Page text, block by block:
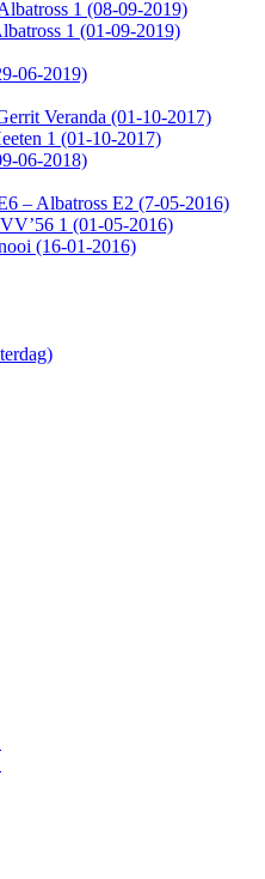
1 (08-09-2019)
1 (01-09-2019)
06-2019)
Veranda (01-10-2017)
1 (01-10-2017)
06-2018)
– Albatross E2 (7-05-2016)
1 (01-05-2016)
(16-01-2016)